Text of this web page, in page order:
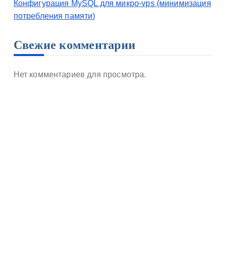
Конфигурация MySQL для микро-vps (минимизация
потребления памяти)
Свежие комментарии
Нет комментариев для просмотра.